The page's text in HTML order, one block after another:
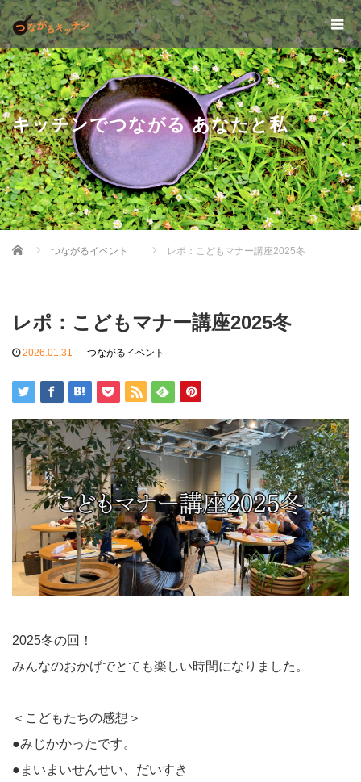
キッチンでつながる あなたと私
Home つながるイベント レポ：こどもマナー講座2025冬
レポ：こどもマナー講座2025冬
2026.01.31 つながるイベント
2025冬の回！
みんなのおかげでとても楽しい時間になりました。
＜こどもたちの感想＞
●みじかかったです。
●まいまいせんせい、だいすき